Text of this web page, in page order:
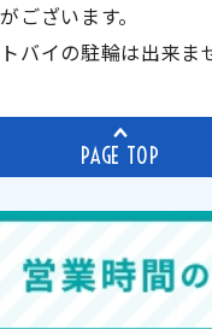
ございます。
バイの駐輪は出来ま
PAGE TOP